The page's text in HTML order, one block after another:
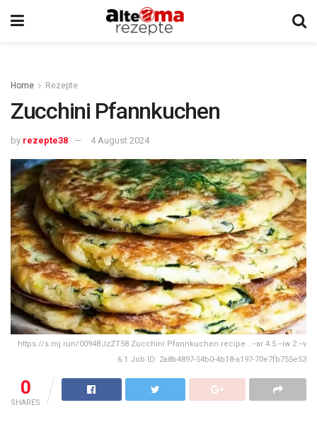
Home Rezepte
Zucchini Pfannkuchen
by rezepte38 4 August 2024
https://s.mj.run/0094BJzZT58 Zucchini Pfannkuchen recipe . --ar 4:5 --iw 2 --v
6.1 Job ID: 2a8b4897-54b0-4b18-a197-70e7fb755e53
0
SHARES